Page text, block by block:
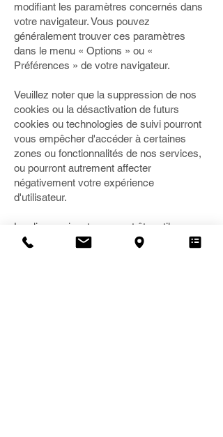
modifiant les paramètres concernés dans
votre navigateur. Vous pouvez
généralement trouver ces paramètres
dans le menu « Options » ou «
Préférences » de votre navigateur.
Veuillez noter que la suppression de nos
cookies ou la désactivation de futurs
cookies ou technologies de suivi pourront
vous empêcher d'accéder à certaines
zones ou fonctionnalités de nos services,
ou pourront autrement affecter
négativement votre expérience
d'utilisateur.
Les liens suivants peuvent être utiles, ou
vous pouvez utiliser l'option « Aide » de